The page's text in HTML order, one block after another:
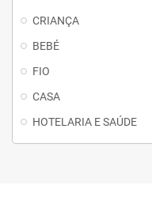
CRIANÇA
BEBÉ
FIO
CASA
HOTELARIA E SAÚDE